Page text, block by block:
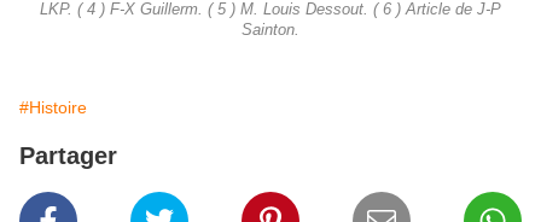
LKP. ( 4 ) F-X Guillerm. ( 5 ) M. Louis Dessout. ( 6 ) Article de J-P
Sainton.
#Histoire
Partager